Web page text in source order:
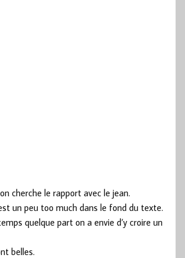
cherche le rapport avec le jean.
un peu too much dans le fond du texte.
quelque part on a envie d’y croire un
belles.